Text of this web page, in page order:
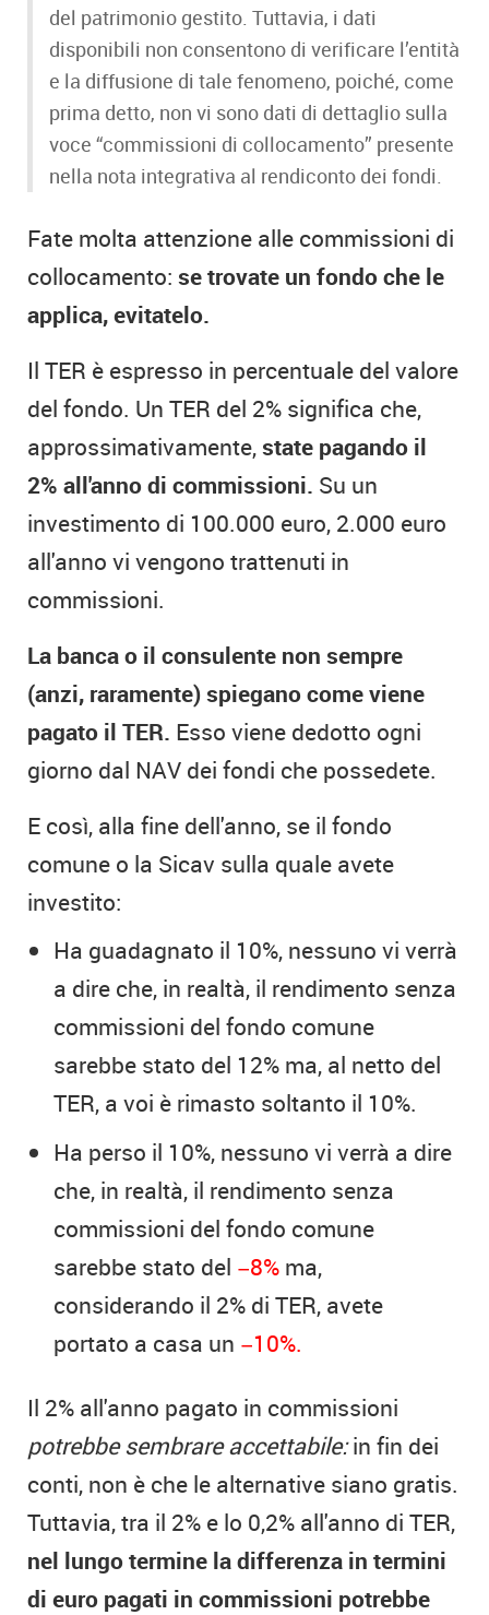
del patrimonio gestito. Tuttavia, i dati
disponibili non consentono di verificare l’entità
e la diffusione di tale fenomeno, poiché, come
prima detto, non vi sono dati di dettaglio sulla
voce “commissioni di collocamento” presente
nella nota integrativa al rendiconto dei fondi.
Fate molta attenzione alle commissioni di
collocamento: se trovate un fondo che le
applica, evitatelo.
Il TER è espresso in percentuale del valore
del fondo. Un TER del 2% significa che,
approssimativamente,state pagando il
2% all'anno di commissioni. Su un
investimento di 100.000 euro, 2.000 euro
all'anno vi vengono trattenuti in
commissioni.
La banca o il consulente non sempre
(anzi, raramente) spiegano come viene
pagato il TER. Esso viene dedotto ogni
giorno dal NAV dei fondi che possedete.
E così, alla fine dell'anno, se il fondo
comune o la Sicav sulla quale avete
investito:
Ha guadagnato il 10%, nessuno vi verrà
a dire che, in realtà, il rendimento senza
commissioni del fondo comune
sarebbe stato del 12% ma, al netto del
TER, a voi è rimasto soltanto il 10%.
Ha perso il 10%, nessuno vi verrà a dire
che, in realtà, il rendimento senza
commissioni del fondo comune
sarebbe stato del −8% ma,
considerando il 2% di TER, avete
portato a casa un −10%.
Il 2% all'anno pagato in commissioni
potrebbe sembrare accettabile:in fin dei
conti, non è che le alternative siano gratis.
Tuttavia, tra il 2% e lo 0,2% all'anno di TER,
nel lungo termine la differenza in termini
di euro pagati in commissioni potrebbe